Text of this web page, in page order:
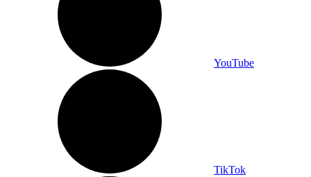
YouTube
TikTok